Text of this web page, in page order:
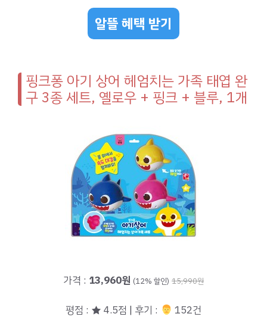
알뜰 혜택 받기
핑크퐁 아기 상어 헤엄치는 가족 태엽 완
구 3종 세트, 옐로우 + 핑크 + 블루, 1개
가격 : 13,960원 (12% 할인) 15,990원
평점 : ★ 4.5점 | 후기 : ‍‍ 152건